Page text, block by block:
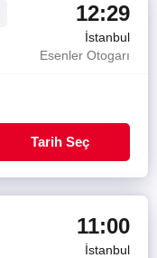
12:29
İstanbul
Esenler Otogarı
Tarih Seç
11:00
İstanbul